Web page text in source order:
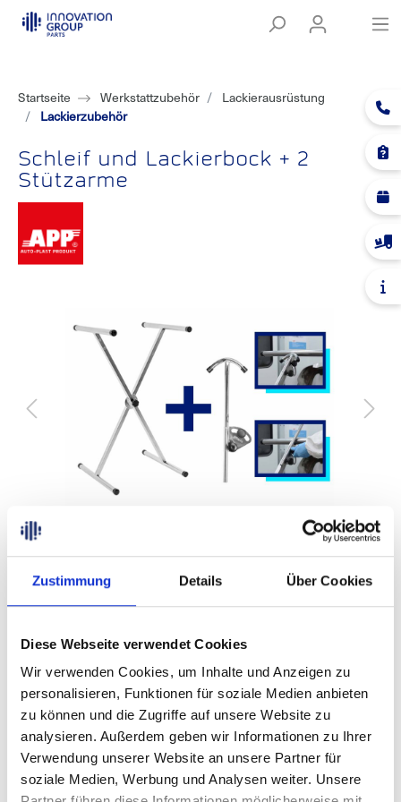
Zustimmung Details Über Cookies
Diese Webseite verwendet Cookies
Wir verwenden Cookies, um Inhalte und Anzeigen zu
personalisieren, Funktionen für soziale Medien anbieten
zu können und die Zugriffe auf unsere Website zu
analysieren. Außerdem geben wir Informationen zu Ihrer
Verwendung unserer Website an unsere Partner für
soziale Medien, Werbung und Analysen weiter. Unsere
Startseite Werkstattzubehör
Lackierausrüstung
Lackierzubehör
Schleif und Lackierbock + 2
Stützarme
159,00 €
zzgl. USt. und Versandkosten, Inhalt:
Versandkostenfrei innerhalb Deutschlands
In den Warenkorb
Produktnummer: 170010/170011
Beschreibung